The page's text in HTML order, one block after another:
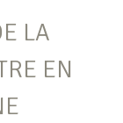
LA
EN